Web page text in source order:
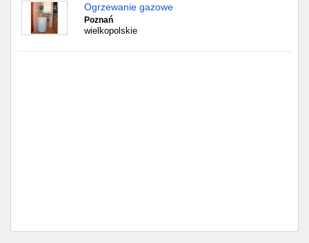
Ogrzewanie gazowe
Poznań
wielkopolskie